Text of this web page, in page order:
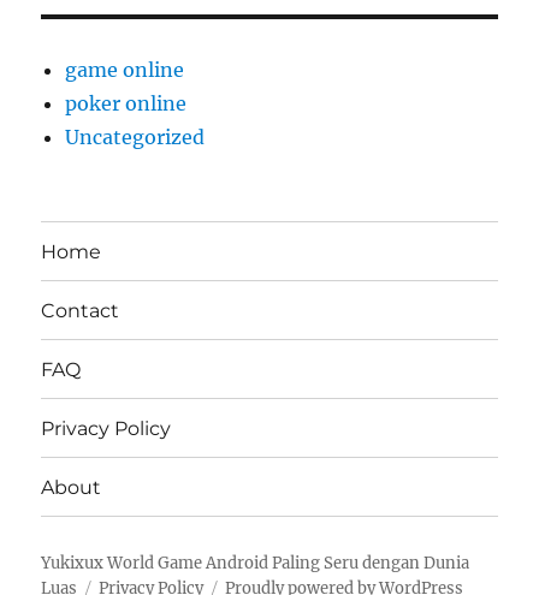
game online
poker online
Uncategorized
Home
Contact
FAQ
Privacy Policy
About
Yukixux World Game Android Paling Seru dengan Dunia
Luas
Privacy Policy Proudly powered by WordPress